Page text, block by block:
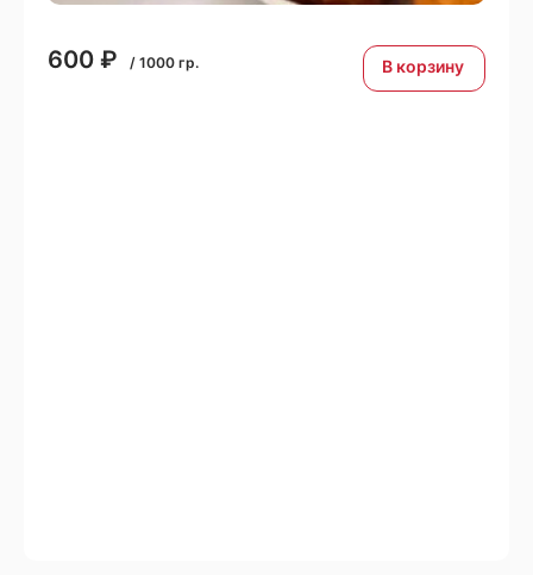
600 ₽ / 1000 гр. В корзину